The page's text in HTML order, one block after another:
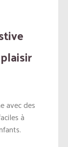
avec des
à